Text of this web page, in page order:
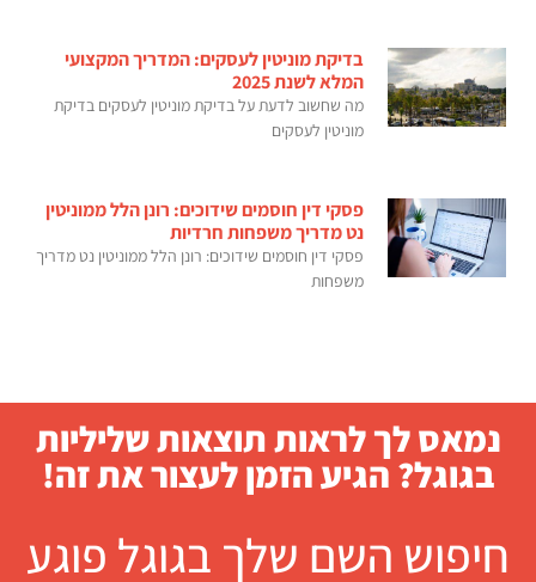
בדיקת מוניטין לעסקים: המדריך המקצועי
המלא לשנת 2025
מה שחשוב לדעת על בדיקת מוניטין לעסקים בדיקת
מוניטין לעסקים
פסקי דין חוסמים שידוכים: רונן הלל ממוניטין
נט מדריך משפחות חרדיות
פסקי דין חוסמים שידוכים: רונן הלל ממוניטין נט מדריך
משפחות
נמאס לך לראות תוצאות שליליות
בגוגל? הגיע הזמן לעצור את זה!
חיפוש השם שלך בגוגל פוגע